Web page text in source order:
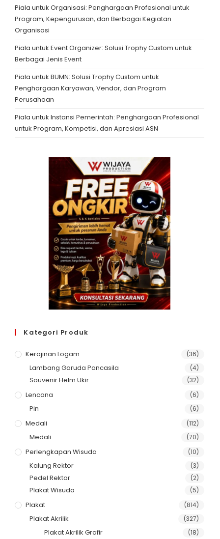
Piala untuk Organisasi: Penghargaan Profesional untuk
Program, Kepengurusan, dan Berbagai Kegiatan
Organisasi
Piala untuk Event Organizer: Solusi Trophy Custom untuk
Berbagai Jenis Event
Piala untuk BUMN: Solusi Trophy Custom untuk
Penghargaan Karyawan, Vendor, dan Program
Perusahaan
Piala untuk Instansi Pemerintah: Penghargaan Profesional
untuk Program, Kompetisi, dan Apresiasi ASN
Kategori Produk
Kerajinan Logam (36)
Lambang Garuda Pancasila (4)
Souvenir Helm Ukir (32)
Lencana (6)
Pin (6)
Medali (112)
Medali (70)
Perlengkapan Wisuda (10)
Kalung Rektor (3)
Pedel Rektor (2)
Plakat Wisuda (5)
Plakat (814)
Plakat Akrilik (327)
Plakat Akrilik Grafir (18)